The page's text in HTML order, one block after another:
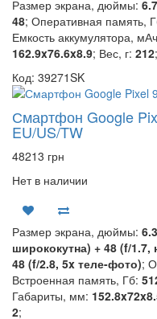
Размер экрана, дюймы: 6.7
48; Оперативная память,
Емкость аккумулятора,
162.9x76.6x8.9; Вес, г: 212
Код: 39271SK
Смартфон Google
EU/US/TW
48213 грн
Нет в наличии
Размер экрана, дюймы: 6.3
ширококутна) + 48 (f/1.7,
48 (f/2.8, 5x теле-фото);
Встроенная память, Гб:
Габариты, мм:
2;